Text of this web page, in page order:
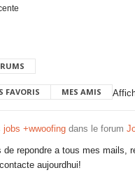
FAVORIS MES AMIS
jobs +wwoofing dans le forum
repondre a tous mes mails,
aujourdhui!